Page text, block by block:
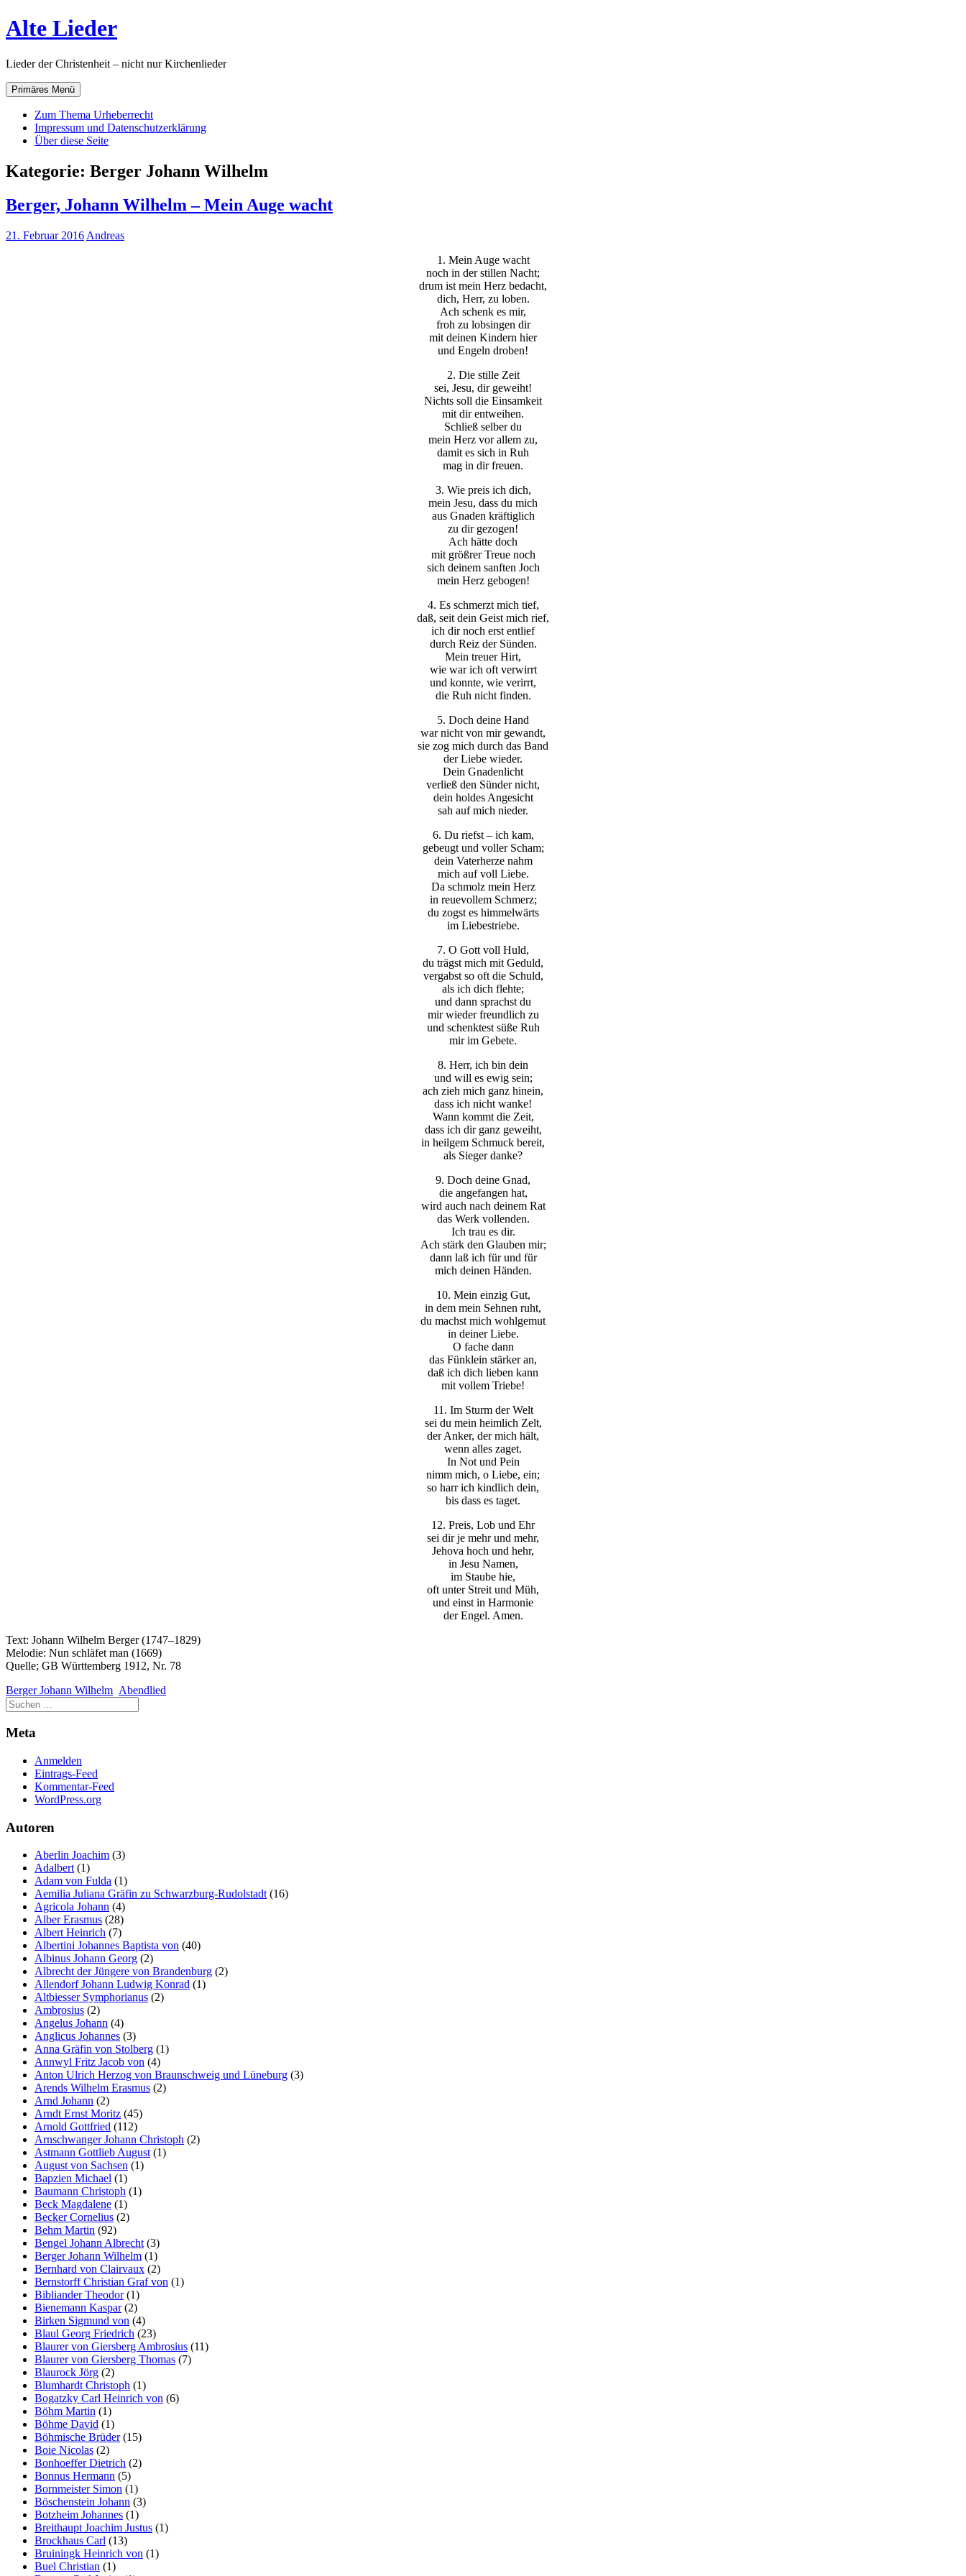
Zum
Inhalt
Alte Lieder
Lieder der Christenheit – nicht nur Kirchenlieder
Primäres Menü
Zum Thema Urheberrecht
Impressum und Datenschutzerklärung
Über diese Seite
Kategorie: Berger Johann Wilhelm
Berger, Johann Wilhelm – Mein Auge wacht
21. Februar 2016 Andreas
1. Mein Auge wacht
noch in der stillen Nacht;
drum ist mein Herz bedacht,
dich, Herr, zu loben.
Ach schenk es mir,
froh zu lobsingen dir
mit deinen Kindern hier
und Engeln droben!
2. Die stille Zeit
sei, Jesu, dir geweiht!
Nichts soll die Einsamkeit
mit dir entweihen.
Schließ selber du
mein Herz vor allem zu,
damit es sich in Ruh
mag in dir freuen.
3. Wie preis ich dich,
mein Jesu, dass du mich
aus Gnaden kräftiglich
zu dir gezogen!
Ach hätte doch
mit größrer Treue noch
sich deinem sanften Joch
mein Herz gebogen!
4. Es schmerzt mich tief,
daß, seit dein Geist mich rief,
ich dir noch erst entlief
durch Reiz der Sünden.
Mein treuer Hirt,
wie war ich oft verwirrt
und konnte, wie verirrt,
die Ruh nicht finden.
5. Doch deine Hand
war nicht von mir gewandt,
sie zog mich durch das Band
der Liebe wieder.
Dein Gnadenlicht
verließ den Sünder nicht,
dein holdes Angesicht
sah auf mich nieder.
6. Du riefst – ich kam,
gebeugt und voller Scham;
dein Vaterherze nahm
mich auf voll Liebe.
Da schmolz mein Herz
in reuevollem Schmerz;
du zogst es himmelwärts
im Liebestriebe.
7. O Gott voll Huld,
du trägst mich mit Geduld,
vergabst so oft die Schuld,
als ich dich flehte;
und dann sprachst du
mir wieder freundlich zu
und schenktest süße Ruh
mir im Gebete.
8. Herr, ich bin dein
und will es ewig sein;
ach zieh mich ganz hinein,
dass ich nicht wanke!
Wann kommt die Zeit,
dass ich dir ganz geweiht,
in heilgem Schmuck bereit,
als Sieger danke?
9. Doch deine Gnad,
die angefangen hat,
wird auch nach deinem Rat
das Werk vollenden.
Ich trau es dir.
Ach stärk den Glauben mir;
dann laß ich für und für
mich deinen Händen.
10. Mein einzig Gut,
in dem mein Sehnen ruht,
du machst mich wohlgemut
in deiner Liebe.
O fache dann
das Fünklein stärker an,
daß ich dich lieben kann
mit vollem Triebe!
11. Im Sturm der Welt
sei du mein heimlich Zelt,
der Anker, der mich hält,
wenn alles zaget.
In Not und Pein
nimm mich, o Liebe, ein;
so harr ich kindlich dein,
bis dass es taget.
12. Preis, Lob und Ehr
sei dir je mehr und mehr,
Jehova hoch und hehr,
in Jesu Namen,
im Staube hie,
oft unter Streit und Müh,
und einst in Harmonie
der Engel. Amen.
Text: Johann Wilhelm Berger (1747–1829)
Melodie: Nun schläfet man (1669)
Quelle; GB Württemberg 1912, Nr. 78
Berger Johann Wilhelm Abendlied
Meta
Anmelden
Eintrags-Feed
Kommentar-Feed
WordPress.org
Autoren
Aberlin Joachim (3)
Adalbert(1)
Adam von Fulda (1)
Aemilia Juliana Gräfin zu Schwarzburg-Rudolstadt(16)
Agricola Johann (4)
Alber Erasmus (28)
Albert Heinrich (7)
Albertini Johannes Baptista von (40)
Albinus Johann Georg (2)
Albrecht der Jüngere von Brandenburg (2)
Allendorf Johann Ludwig Konrad (1)
Altbiesser Symphorianus (2)
Ambrosius (2)
Angelus Johann (4)
Anglicus Johannes (3)
Anna Gräfin von Stolberg (1)
Annwyl Fritz Jacob von (4)
Anton Ulrich Herzog von Braunschweig und Lüneburg (3)
Arends Wilhelm Erasmus (2)
Arnd Johann (2)
Arndt Ernst Moritz (45)
Arnold Gottfried (112)
Arnschwanger Johann Christoph (2)
Astmann Gottlieb August(1)
August von Sachsen (1)
Bapzien Michael (1)
Baumann Christoph (1)
Beck Magdalene (1)
Becker Cornelius (2)
Behm Martin (92)
Bengel Johann Albrecht(3)
Berger Johann Wilhelm (1)
Bernhard von Clairvaux (2)
Bernstorff Christian Graf von (1)
Bibliander Theodor(1)
Bienemann Kaspar(2)
Birken Sigmund von (4)
Blaul Georg Friedrich (23)
Blaurer von Giersberg Ambrosius (11)
Blaurer von Giersberg Thomas (7)
Blaurock Jörg (2)
Blumhardt Christoph (1)
Bogatzky Carl Heinrich von (6)
Böhm Martin (1)
Böhme David (1)
Böhmische Brüder(15)
Boie Nicolas (2)
Bonhoeffer Dietrich (2)
Bonnus Hermann (5)
Bornmeister Simon (1)
Böschenstein Johann (3)
Botzheim Johannes (1)
Breithaupt Joachim Justus (1)
Brockhaus Carl (13)
Bruiningk Heinrich von (1)
Buel Christian (1)